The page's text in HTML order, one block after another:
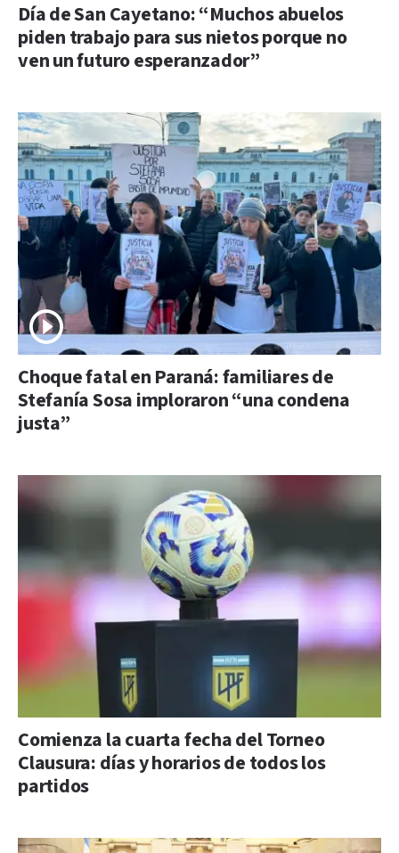
Día de San Cayetano: “Muchos abuelos
piden trabajo para sus nietos porque no
ven un futuro esperanzador”
Choque fatal en Paraná: familiares de
Stefanía Sosa imploraron “una condena
justa”
Comienza la cuarta fecha del Torneo
Clausura: días y horarios de todos los
partidos